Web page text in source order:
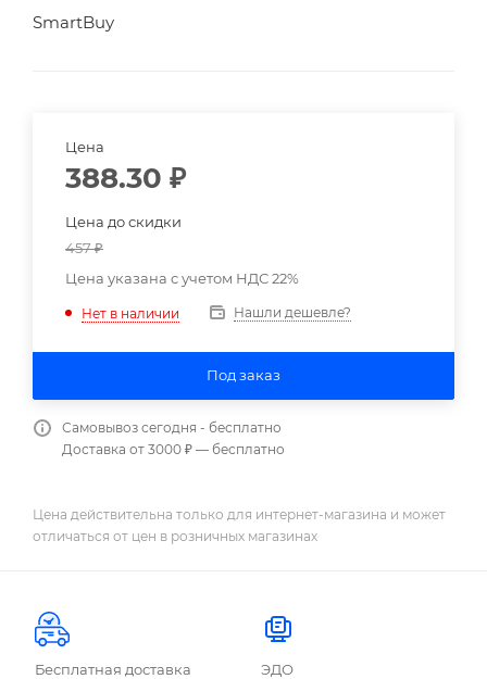
SmartBuy
Цена
388.30 ₽
Цена до скидки
457₽
Цена указана с учетом НДС 22%
Нет в наличии Нашли дешевле?
Под заказ
Самовывоз сегодня - бесплатно
Доставка от 3000 ₽ — бесплатно
Цена действительна только для интернет-магазина и может
отличаться от цен в розничных магазинах
Бесплатная доставка ЭДО